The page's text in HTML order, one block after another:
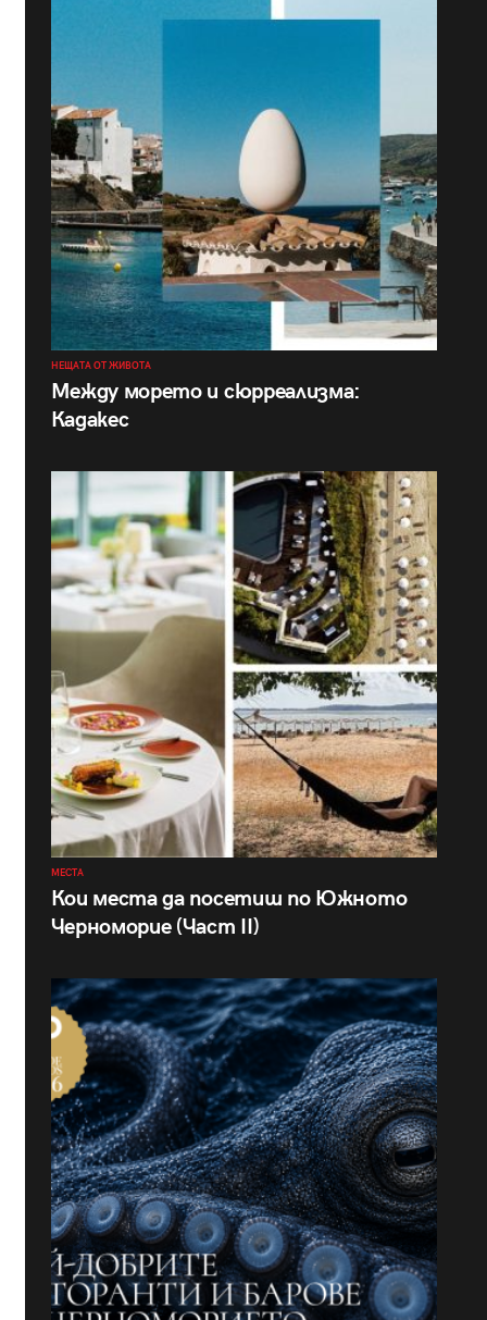
НЕЩАТА ОТ ЖИВОТА
Между морето и сюрреализма:
Кадакес
МЕСТА
Кои места да посетиш по Южното
Черноморие (Част II)